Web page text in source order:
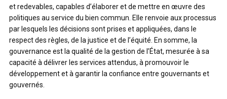
et redevables, capables d’élaborer et de mettre en œuvre des
politiques au service du bien commun. Elle renvoie aux processus
par lesquels les décisions sont prises et appliquées, dans le
respect des règles, de la justice et de l’équité. En somme, la
gouvernance est la qualité de la gestion de l’État, mesurée à sa
capacité à délivrer les services attendus, à promouvoir le
développement et à garantir la confiance entre gouvernants et
gouvernés.